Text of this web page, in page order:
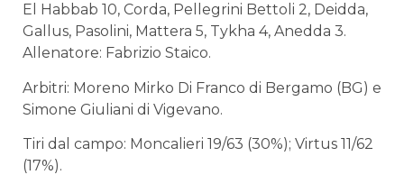
El Habbab 10, Corda, Pellegrini Bettoli 2, Deidda,
Gallus, Pasolini, Mattera 5, Tykha 4, Anedda 3.
Allenatore: Fabrizio Staico.
Arbitri: Moreno Mirko Di Franco di Bergamo (BG) e
Simone Giuliani di Vigevano.
Tiri dal campo: Moncalieri 19/63 (30%); Virtus 11/62
(17%).